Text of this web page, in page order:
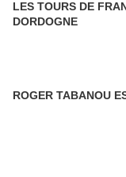
LES TOURS DE
DORDOGNE
ROGER TABANOU